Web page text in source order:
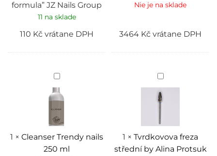
formula” JZ Nails Group
11 na sklade
110 Kč vrátane DPH
Nie je na sklade
3464 Kč vrátane DPH
Cleanser
Trendy
nails
250
1 × Cleanser Trendy nails
250 ml
Tvrdkovova
freza
střední
by
Alina
1 × Tvrdkovova freza
střední by Alina Protsuk